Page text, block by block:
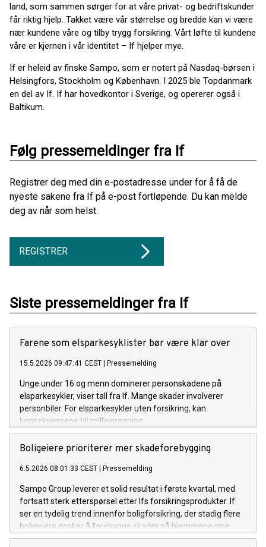
land, som sammen sørger for at våre privat- og bedriftskunder
får riktig hjelp. Takket være vår størrelse og bredde kan vi være
nær kundene våre og tilby trygg forsikring. Vårt løfte til kundene
våre er kjernen i vår identitet – If hjelper mye.
If er heleid av finske Sampo, som er notert på Nasdaq-børsen i
Helsingfors, Stockholm og København. I 2025 ble Topdanmark
en del av If. If har hovedkontor i Sverige, og opererer også i
Baltikum.
Følg pressemeldinger fra If
Registrer deg med din e-postadresse under for å få de
nyeste sakene fra If på e-post fortløpende. Du kan melde
deg av når som helst.
REGISTRER
Siste pressemeldinger fra If
Farene som elsparkesyklister bør være klar over
15.5.2026 09:47:41 CEST | Pressemelding
Unge under 16 og menn dominerer personskadene på
elsparkesykler, viser tall fra If. Mange skader involverer
personbiler. For elsparkesykler uten forsikring, kan
konsekvensene bli millionregning.
Boligeiere prioriterer mer skadeforebygging
6.5.2026 08:01:33 CEST | Pressemelding
Sampo Group leverer et solid resultat i første kvartal, med
fortsatt sterk etterspørsel etter Ifs forsikringsprodukter. If
ser en tydelig trend innenfor boligforsikring, der stadig flere
boligeiere ønsker å forebygge skader på hjemmene sine.